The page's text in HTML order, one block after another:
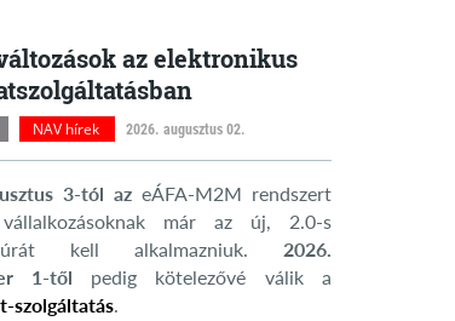
az elektronikus
NAV hírek 2026. augusztus 02.
3-tól azeÁFA-M2M rendszert
vállalkozásoknak már az új, 2.0-s
kell alkalmazniuk. 2026.
1-től pedig kötelezővé válik a
szolgáltatás.